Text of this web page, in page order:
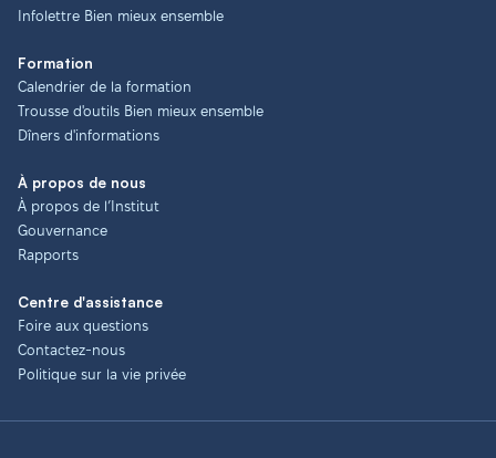
Infolettre Bien mieux ensemble
Formation
Calendrier de la formation
Trousse d'outils Bien mieux ensemble
Dîners d'informations
À propos de nous
À propos de l’Institut
Gouvernance
Rapports
Centre d'assistance
Foire aux questions
Contactez-nous
Politique sur la vie privée